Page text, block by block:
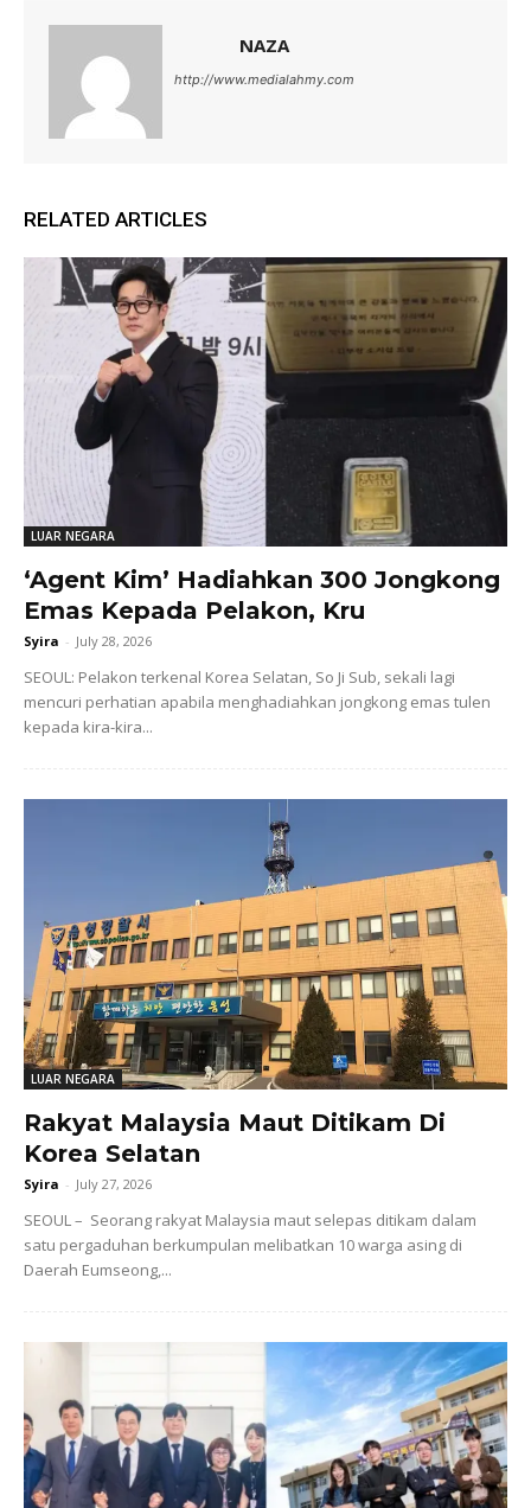
NAZA
http://www.medialahmy.com
RELATED ARTICLES
LUAR NEGARA
‘Agent Kim’ Hadiahkan 300 Jongkong
Emas Kepada Pelakon, Kru
Syira - July 28, 2026
SEOUL: Pelakon terkenal Korea Selatan, So Ji Sub, sekali lagi
mencuri perhatian apabila menghadiahkan jongkong emas tulen
kepada kira-kira...
LUAR NEGARA
Rakyat Malaysia Maut Ditikam Di
Korea Selatan
Syira - July 27, 2026
SEOUL – Seorang rakyat Malaysia maut selepas ditikam dalam
satu pergaduhan berkumpulan melibatkan 10 warga asing di
Daerah Eumseong,...